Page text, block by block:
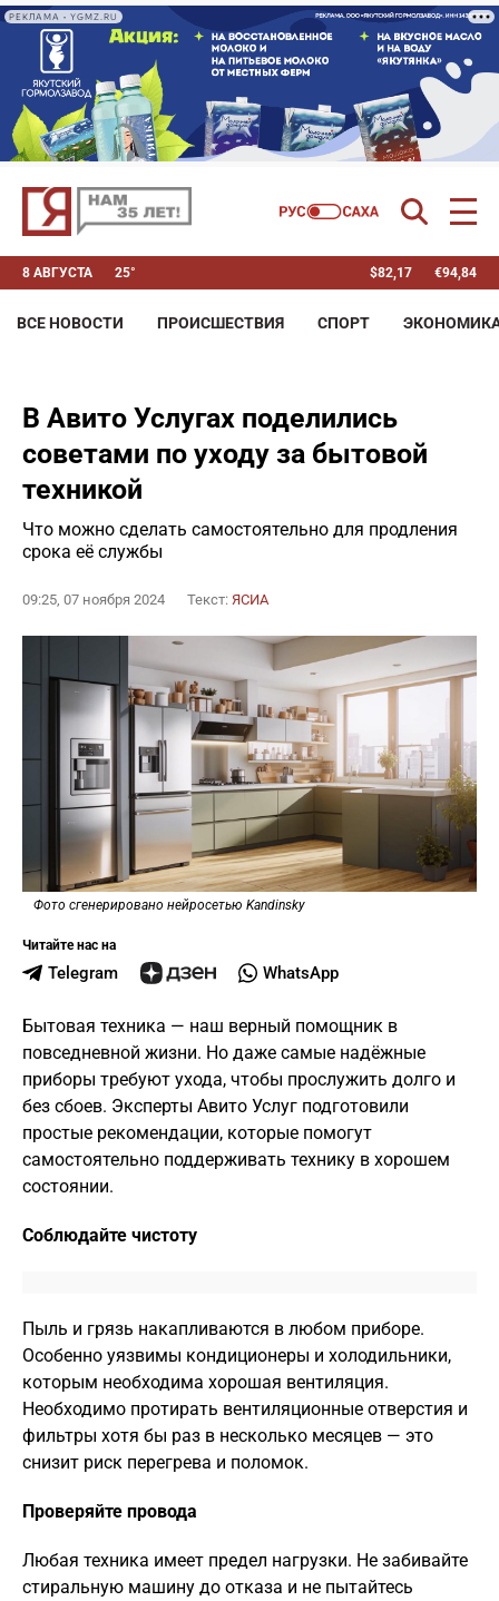
РЕКЛАМА • YGMZ.RU
8 АВГУСТА 25° $82,17 €94,84
ВСЕ НОВОСТИ ПРОИСШЕСТВИЯ СПОРТ
В Авито Услугах поделились
советами по уходу за бытовой
техникой
Что можно сделать самостоятельно для продления
срока её службы
09:25, 07 ноября 2024 Текст: ЯСИА
Фото сгенерировано нейросетью Kandinsky
Читайте нас на
Telegram WhatsApp
Бытовая техника — наш верный помощник в
повседневной жизни. Но даже самые надёжные
приборы требуют ухода, чтобы прослужить долго и
без сбоев. Эксперты Авито Услуг подготовили
простые рекомендации, которые помогут
самостоятельно поддерживать технику в хорошем
состоянии.
Соблюдайте чистоту
Пыль и грязь накапливаются в любом приборе.
Особенно уязвимы кондиционеры и холодильники,
которым необходима хорошая вентиляция.
Необходимо протирать вентиляционные отверстия и
фильтры хотя бы раз в несколько месяцев — это
снизит риск перегрева и поломок.
Проверяйте провода
Любая техника имеет предел нагрузки. Не забивайте
стиральную машину до отказа и не пытайтесь